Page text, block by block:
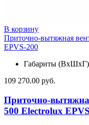
В корзину
Приточно-вытяжная
EPVS-200
Габариты
109 270.00 руб.
Приточно-
500 Electrolux